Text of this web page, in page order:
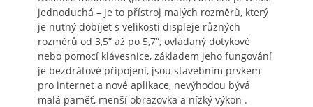
jednoduchá – je to přístroj malých rozměrů, který
je nutný dobíjet s velikosti displeje různých
rozměrů od 3,5” až po 5,7”, ovládaný dotykově
nebo pomocí klávesnice, základem jeho fungování
je bezdrátové připojení, jsou stavebním prvkem
pro internet a nové aplikace, nevýhodou bývá
malá paměť, menší obrazovka a nízký výkon .